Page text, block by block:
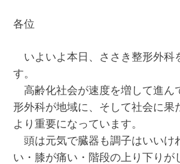
各位
いよいよ本日、ささき整形外科
す。
高齢化社会が速度を増して進ん
形外科が地域に、そして社会に果
より重要になっています。
頭は元気で臓器も調子はいいけ
い・膝が痛い・階段の上り下りが